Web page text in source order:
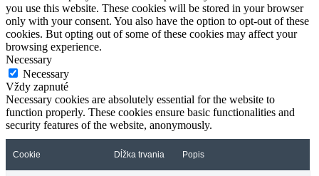
you use this website. These cookies will be stored in your browser
only with your consent. You also have the option to opt-out of these
cookies. But opting out of some of these cookies may affect your
browsing experience.
Necessary
Necessary
Vždy zapnuté
Necessary cookies are absolutely essential for the website to
function properly. These cookies ensure basic functionalities and
security features of the website, anonymously.
Cookie Dĺžka trvania Popis